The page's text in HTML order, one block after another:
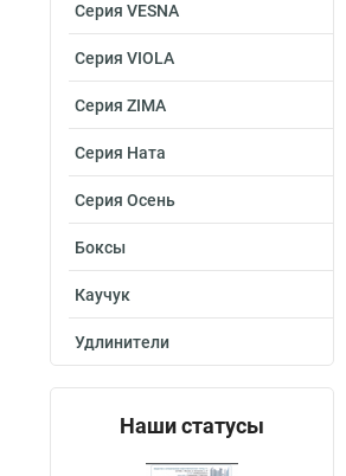
Серия VESNA
Серия VIOLA
Серия ZIMA
Серия Ната
Серия Осень
Боксы
Каучук
Удлинители
Наши статусы